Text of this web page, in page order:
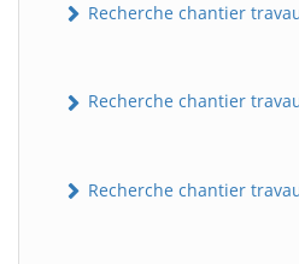
Recherche chantier
Recherche chantier
Recherche chantier